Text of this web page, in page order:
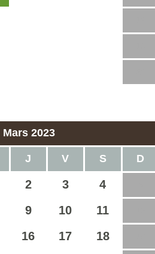
Mars 2023
J V S D
2 3 4
9 10 11
16 17 18